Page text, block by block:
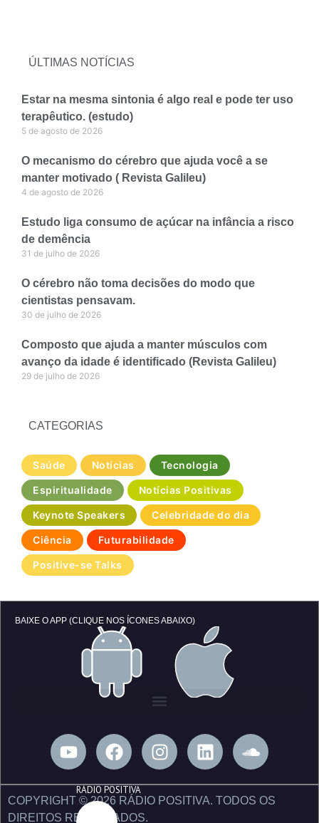
ÚLTIMAS NOTÍCIAS
Estar na mesma sintonia é algo real e pode ter uso
terapêutico. (estudo)
5 de agosto de 2026
O mecanismo do cérebro que ajuda você a se
manter motivado ( Revista Galileu)
4 de agosto de 2026
Estudo liga consumo de açúcar na infância a risco
de demência
31 de julho de 2026
O cérebro não toma decisões do modo que
cientistas pensavam.
30 de julho de 2026
Composto que ajuda a manter músculos com
avanço da idade é identificado (Revista Galileu)
29 de julho de 2026
CATEGORIAS
Saúde Notícias Tecnologia
Espiritualidade Notícias Positivas
Keynote Speakers Celebridade do dia
Ciência Futurabilidade
Positive-se Talks
BAIXE O APP (CLIQUE NOS ÍCONES ABAIXO)
Y
o
t
u
F
a
e
b
I
n
t
L
i
k
S
o
n
COPYRIGHT © 2026 RÁDIO POSITIVA. TODOS OS
DIREITOS RESERVADOS.
RÁDIO POSITIVA